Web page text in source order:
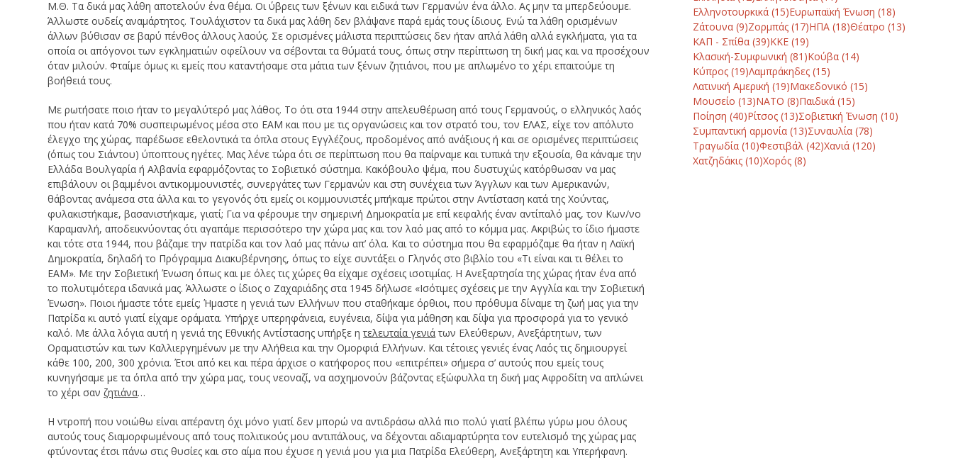
Μ.Θ. Τα δικά μας λάθη αποτελούν ένα θέμα. Οι ύβρεις των ξένων και ειδικά των Γερμανών ένα άλλο. Ας μην τα μπερδεύουμε.
Άλλωστε ουδείς αναμάρτητος. Τουλάχιστον τα δικά μας λάθη δεν βλάψανε παρά εμάς τους ίδιους. Ενώ τα λάθη ορισμένων
άλλων βύθισαν σε βαρύ πένθος άλλους λαούς. Σε ορισμένες μάλιστα περιπτώσεις δεν ήταν απλά λάθη αλλά εγκλήματα, για τα
οποία οι απόγονοι των εγκληματιών οφείλουν να σέβονται τα θύματά τους, όπως στην περίπτωση τη δική μας και να προσέχουν
όταν μιλούν. Φταίμε όμως κι εμείς που καταντήσαμε στα μάτια των ξένων ζητιάνοι, που με απλωμένο το χέρι επαιτούμε τη
βοήθειά τους.
Με ρωτήσατε ποιο ήταν το μεγαλύτερό μας λάθος. Το ότι στα 1944 στην απελευθέρωση από τους Γερμανούς, ο ελληνικός λαός
που ήταν κατά 70% συσπειρωμένος μέσα στο ΕΑΜ και που με τις οργανώσεις και τον στρατό του, τον ΕΛΑΣ, είχε τον απόλυτο
έλεγχο της χώρας, παρέδωσε εθελοντικά τα όπλα στους Εγγλέζους, προδομένος από ανάξιους ή και σε ορισμένες περιπτώσεις
(όπως του Σιάντου) ύποπτους ηγέτες. Μας λένε τώρα ότι σε περίπτωση που θα παίρναμε και τυπικά την εξουσία, θα κάναμε την
Ελλάδα Βουλγαρία ή Αλβανία εφαρμόζοντας το Σοβιετικό σύστημα. Κακόβουλο ψέμα, που δυστυχώς κατόρθωσαν να μας
επιβάλουν οι βαμμένοι αντικομμουνιστές, συνεργάτες των Γερμανών και στη συνέχεια των Άγγλων και των Αμερικανών,
θάβοντας ανάμεσα στα άλλα και το γεγονός ότι εμείς οι κομμουνιστές μπήκαμε πρώτοι στην Αντίσταση κατά της Χούντας,
φυλακιστήκαμε, βασανιστήκαμε, γιατί; Για να φέρουμε την σημερινή Δημοκρατία με επί κεφαλής έναν αντίπαλό μας, τον Κων/νο
Καραμανλή, αποδεικνύοντας ότι αγαπάμε περισσότερο την χώρα μας και τον λαό μας από το κόμμα μας. Ακριβώς το ίδιο ήμαστε
και τότε στα 1944, που βάζαμε την πατρίδα και τον λαό μας πάνω απ’ όλα. Και το σύστημα που θα εφαρμόζαμε θα ήταν η Λαϊκή
Δημοκρατία, δηλαδή το Πρόγραμμα Διακυβέρνησης, όπως το είχε συντάξει ο Γληνός στο βιβλίο του «Τι είναι και τι θέλει το
ΕΑΜ». Με την Σοβιετική Ένωση όπως και με όλες τις χώρες θα είχαμε σχέσεις ισοτιμίας. Η Ανεξαρτησία της χώρας ήταν ένα από
το πολυτιμότερα ιδανικά μας. Άλλωστε ο ίδιος ο Ζαχαριάδης στα 1945 δήλωσε «Ισότιμες σχέσεις με την Αγγλία και την Σοβιετική
Ένωση». Ποιοι ήμαστε τότε εμείς; Ήμαστε η γενιά των Ελλήνων που σταθήκαμε όρθιοι, που πρόθυμα δίναμε τη ζωή μας για την
Πατρίδα κι αυτό γιατί είχαμε οράματα. Υπήρχε υπερηφάνεια, ευγένεια, δίψα για μάθηση και δίψα για προσφορά για το γενικό
καλό. Με άλλα λόγια αυτή η γενιά της Εθνικής Αντίστασης υπήρξε ητελευταία γενιά των Ελεύθερων, Ανεξάρτητων, των
Οραματιστών και των Καλλιεργημένων με την Αλήθεια και την Ομορφιά Ελλήνων. Και τέτοιες γενιές ένας Λαός τις δημιουργεί
κάθε 100, 200, 300 χρόνια. Έτσι από κει και πέρα άρχισε ο κατήφορος που «επιτρέπει» σήμερα σ’ αυτούς που εμείς τους
κυνηγήσαμε με τα όπλα από την χώρα μας, τους νεοναζί, να ασχημονούν βάζοντας εξώφυλλα τη δική μας Αφροδίτη να απλώνει
το χέρι σανζητιάνα…
Η ντροπή που νοιώθω είναι απέραντη όχι μόνο γιατί δεν μπορώ να αντιδράσω αλλά πιο πολύ γιατί βλέπω γύρω μου όλους
αυτούς τους διαμορφωμένους από τους πολιτικούς μου αντιπάλους, να δέχονται αδιαμαρτύρητα τον ευτελισμό της χώρας μας
φτύνοντας έτσι πάνω στις θυσίες και στο αίμα που έχυσε η γενιά μου για μια Πατρίδα Ελεύθερη, Ανεξάρτητη και Υπερήφανη.
Ελληνοτουρκικά(15)Ευρωπαϊκή Ένωση (18)
Ζάτουνα(9)Ζορμπάς(17)ΗΠΑ(18)Θέατρο (13)
ΚΑΠ - Σπίθα(39)ΚΚΕ(19)
Κλασική-Συμφωνική (81)Κούβα(14)
Κύπρος(19)Λαμπράκηδες(15)
Λατινική Αμερική (19)Μακεδονικό (15)
Μουσείο (13)ΝΑΤΟ (8)Παιδικά(15)
Ποίηση (40)Ρίτσος(13)Σοβιετική Ένωση (10)
Συμπαντική αρμονία(13)Συναυλία(78)
Τραγωδία(10)Φεστιβάλ(42)Χανιά(120)
Χατζηδάκις(10)Χορός(8)